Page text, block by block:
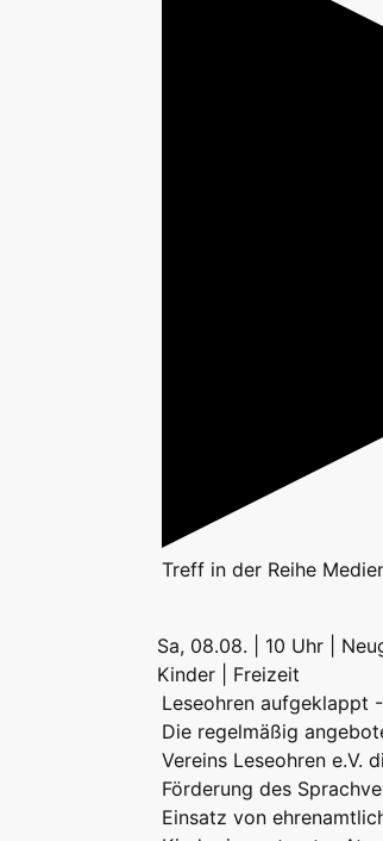
Treffin der Reihe
Sa, 08.08. | 10 Uhr |
Kinder | Freizeit
Leseohren aufgeklappt
Die regelmäßig
Vereins Leseohren e.V.
Förderung des
Einsatz von